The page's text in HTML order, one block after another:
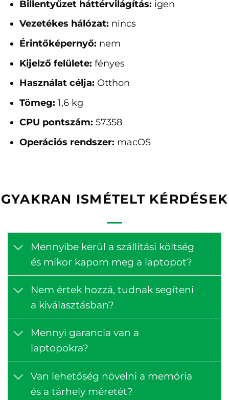
Billentyűzet háttérvilágítás: igen
Vezetékes hálózat: nincs
Érintőképernyő: nem
Kijelző felülete: fényes
Használat célja: Otthon
Tömeg: 1,6 kg
CPU pontszám: 57358
Operációs rendszer: macOS
GYAKRAN ISMÉTELT KÉRDÉSEK
Mennyibe kerül a szállítási költség
és mikor kapom meg a laptopot?
Nem értek hozzá, tudnak segíteni
a kiválasztásban?
Mennyi garancia van a
laptopokra?
Van lehetőség növelni a memória
és a tárhely méretét?